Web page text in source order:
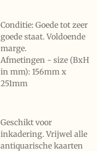
Conditie: Goede tot zeer
goede staat. Voldoende
marge.
Afmetingen - size (BxH
in mm): 156mm x
251mm
Geschikt voor
inkadering. Vrijwel alle
antiquarische kaarten